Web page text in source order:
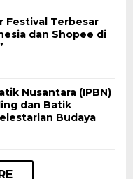
Festival Terbesar
dan Shopee di
Nusantara (IPBN)
dan Batik
Budaya